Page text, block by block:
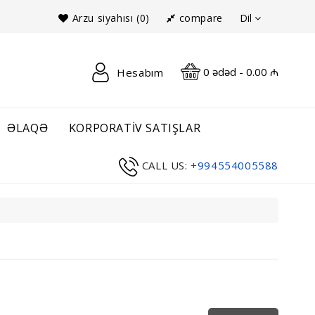
Arzu siyahısı (0) compare Dil
Hesabım 0 ədəd - 0.00 ₼
ƏLAQƏ KORPORATIV SATIŞLAR
CALL US: +994554005588